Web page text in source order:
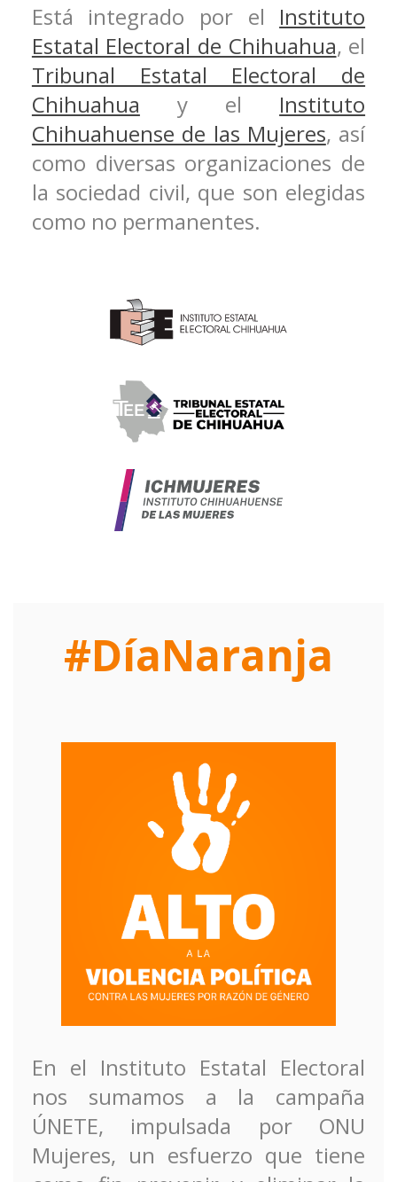
Está integrado por el Instituto
Estatal Electoral de Chihuahua, el
Tribunal Estatal Electoral de
Chihuahua y el Instituto
Chihuahuense de las Mujeres, así
como diversas organizaciones de
la sociedad civil, que son elegidas
como no permanentes.
#DíaNaranja
En el Instituto Estatal Electoral
nos sumamos a la campaña
ÚNETE, impulsada por ONU
Mujeres, un esfuerzo que tiene